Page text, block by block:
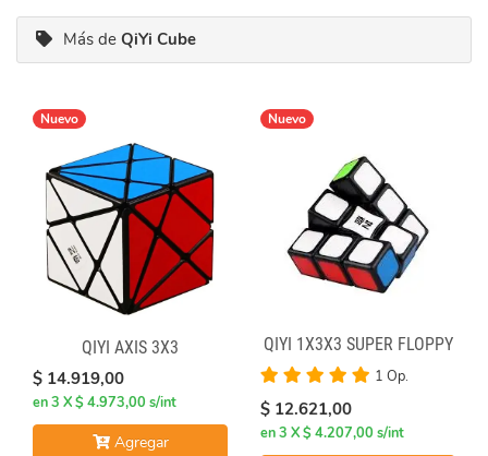
Más de QiYi Cube
Nuevo
QIYI AXIS 3X3
$ 14.919,00
en 3 X $ 4.973,00 s/int
Agregar
Nuevo
QIYI 1X3X3 SUPER FLOPPY
1 Op.
$ 12.621,00
en 3 X $ 4.207,00 s/int